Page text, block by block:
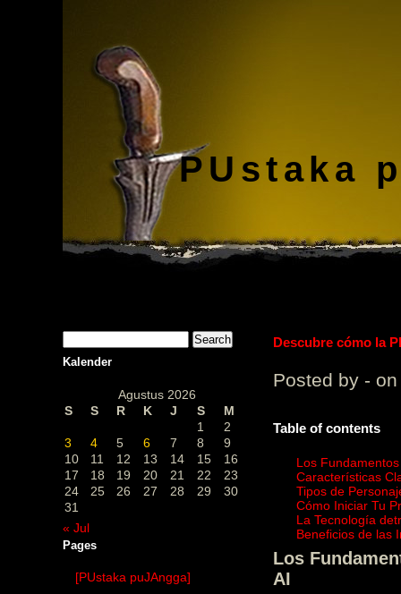
PUstaka
Kalender
Agustus 2026
S
S R K J S
M
1
2
3
4 5 6 7 8
9
10
11 12 13 14 15
16
17
18 19 20 21 22
23
24
25 26 27 28 29
30
31
« Jul
Pages
[PUstaka puJAngga]
Descubre cómo la
Posted by - on
Table of contents
Los
Características
Tipos de
Cómo Iniciar Tu
La Tecnología
Beneficios de las
Los
AI